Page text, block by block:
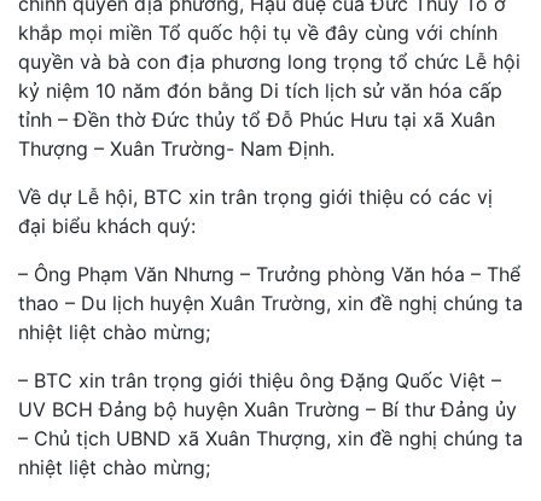
khắp mọi miền Tổ quốc hội tụ về đây cùng với chính
quyền và bà con địa phương long trọng tổ chức Lễ hội
kỷ niệm 10 năm đón bằng Di tích lịch sử văn hóa cấp
tỉnh – Đền thờ Đức thủy tổ Đỗ Phúc Hưu tại xã Xuân
Thượng – Xuân Trường- Nam Định.
Về dự Lễ hội, BTC xin trân trọng giới thiệu có các vị
đại biểu khách quý:
– Ông Phạm Văn Nhưng – Trưởng phòng Văn hóa – Thể
thao – Du lịch huyện Xuân Trường, xin đề nghị chúng ta
nhiệt liệt chào mừng;
– BTC xin trân trọng giới thiệu ông Đặng Quốc Việt –
UV BCH Đảng bộ huyện Xuân Trường – Bí thư Đảng ủy
– Chủ tịch UBND xã Xuân Thượng, xin đề nghị chúng ta
nhiệt liệt chào mừng;